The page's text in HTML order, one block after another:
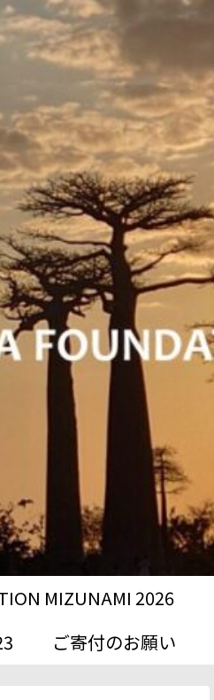
MIZUNAMI 2026
ご寄付のお願い